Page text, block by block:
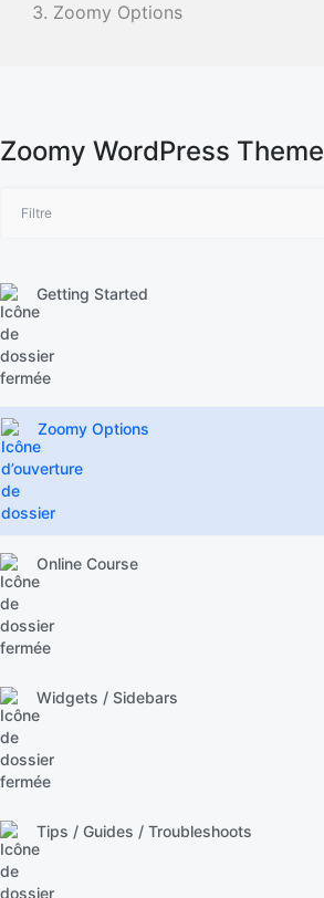
Zoomy Options
Zoomy WordPress Theme
Getting Started
Zoomy Options
Online Course
Widgets / Sidebars
Tips / Guides / Troubleshoots